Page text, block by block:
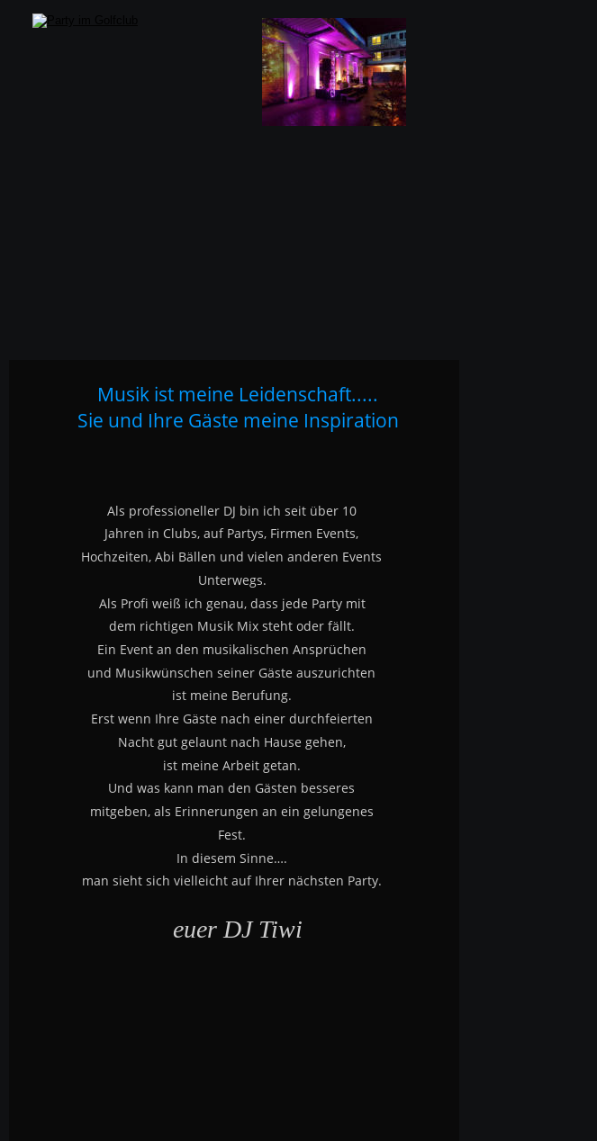
Als professioneller DJ bin ich seit über 10
Jahren in Clubs, auf Partys, Firmen Events,
Hochzeiten, Abi Bällen und vielen anderen Events
Unterwegs.
Als Profi weiß ich genau, dass jede Party mit
dem richtigen Musik Mix steht oder fällt.
Ein Event an den musikalischen Ansprüchen
und Musikwünschen seiner Gäste auszurichten
ist meine Berufung.
Erst wenn Ihre Gäste nach einer durchfeierten
Nacht gut gelaunt nach Hause gehen,
ist meine Arbeit getan.
Und was kann man den Gästen besseres
mitgeben, als Erinnerungen an ein gelungenes
Fest.
In diesem Sinne….
man sieht sich vielleicht auf Ihrer nächsten Party.
Musik ist meine Leidenschaft.....
Sie und Ihre Gäste meine Inspiration
euer DJ Tiwi